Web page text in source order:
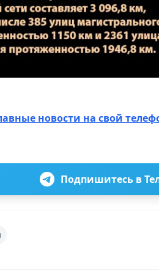
новости на свой
Подпишитесь в